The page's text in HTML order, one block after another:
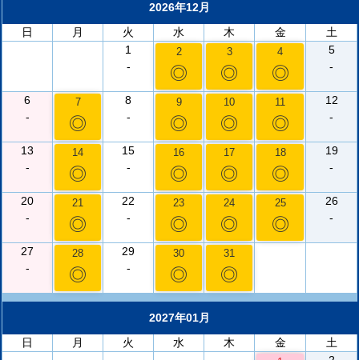
2026年12月
日
月 火 水 木 金
土
1
-
2
◎
3
◎
4
◎
5
-
6
-
7
◎
8
-
9
◎
10
◎
11
◎
12
-
13
-
14
◎
15
-
16
◎
17
◎
18
◎
19
-
20
-
21
◎
22
-
23
◎
24
◎
25
◎
26
-
27
-
28
◎
29
-
30
◎
31
◎
2027年01月
日
月 火 水 木 金 土